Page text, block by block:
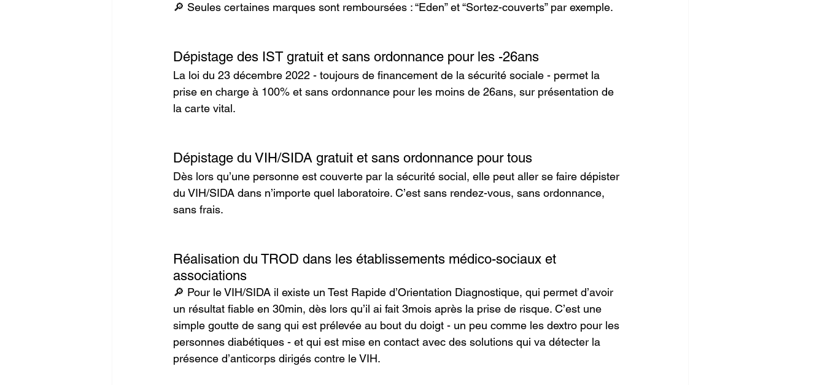
🔎 Seules certaines marques sont remboursées : “Eden” et “Sortez-couverts” par exemple.
Dépistage des IST gratuit et sans ordonnance pour les -26ans
La loi du 23 décembre 2022 - toujours de financement de la sécurité sociale - permet la
prise en charge à 100% et sans ordonnance pour les moins de 26ans, sur présentation de
la carte vital.
Dépistage du VIH/SIDA gratuit et sans ordonnance pour tous
Dès lors qu’une personne est couverte par la sécurité social, elle peut aller se faire dépister
du VIH/SIDA dans n’importe quel laboratoire. C’est sans rendez-vous, sans ordonnance,
sans frais.
Réalisation du TROD dans les établissements médico-sociaux et
associations
🔎 Pour le VIH/SIDA il existe un Test Rapide d’Orientation Diagnostique, qui permet d’avoir
un résultat fiable en 30min, dès lors qu’il ai fait 3mois après la prise de risque. C’est une
simple goutte de sang qui est prélevée au bout du doigt - un peu comme les dextro pour les
personnes diabétiques - et qui est mise en contact avec des solutions qui va détecter la
présence d’anticorps dirigés contre le VIH.